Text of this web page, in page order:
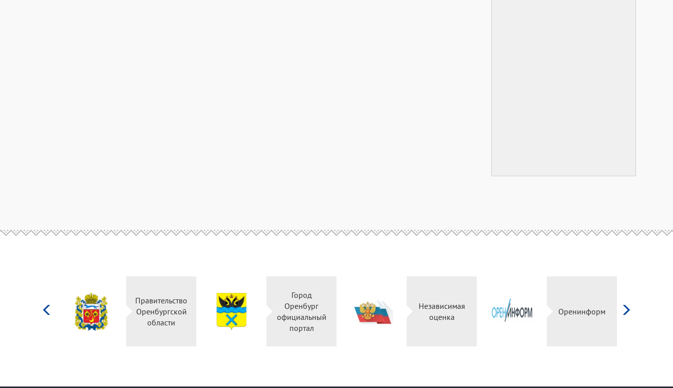
Российской
Правительство
Оренбургской
области
Город
Оренбург
официальный
портал
Независимая
оценка
Оренинформ